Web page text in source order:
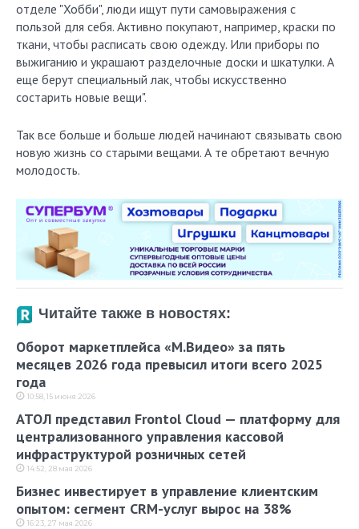
отделе "Хобби", люди ищут пути самовыражения с
пользой для себя. Активно покупают, например, краски по
ткани, чтобы расписать свою одежду. Или приборы по
выжиганию и украшают разделочные доски и шкатулки. А
еще берут специальный лак, чтобы искусственно
состарить новые вещи".
Так все больше и больше людей начинают связывать свою
новую жизнь со старыми вещами. А те обретают вечную
молодость.
Читайте также в новостях:
Оборот маркетплейса «М.Видео» за пять
месяцев 2026 года превысил итоги всего 2025
года
10:58, 15 июня 2026
АТОЛ представил Frontol Cloud — платформу для
централизованного управления кассовой
инфраструктурой розничных сетей
14:52, 28 мая 2026
Бизнес инвестирует в управление клиентским
опытом: сегмент CRM-услуг вырос на 38%
16:23, 27 мая 2026